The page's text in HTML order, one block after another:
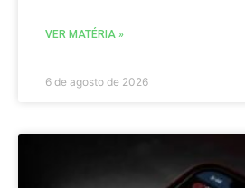
VER MATÉRIA »
6 de agosto de 2026